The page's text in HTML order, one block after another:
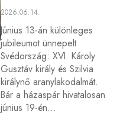
2026.06.14.
Június 13-án különleges
jubileumot ünnepelt
Svédország: XVI. Károly
Gusztáv király és Szilvia
királynő aranylakodalmát.
Bár a házaspár hivatalosan
június 19-én…